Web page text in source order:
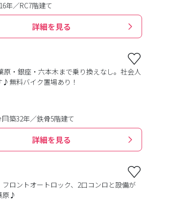
年／RC7階建て
詳細を見る
・銀座・六本木まで乗り換えなし。社会人
無料バイク置場あり！
築32年／鉄骨5階建て
詳細を見る
ロントオートロック、2口コンロと設備が
原♪